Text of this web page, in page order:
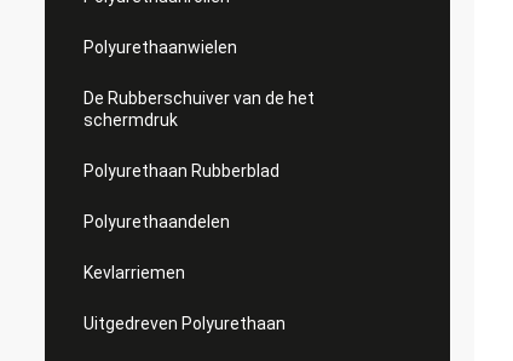
Polyurethaanwielen
De Rubberschuiver van de het
schermdruk
Polyurethaan Rubberblad
Polyurethaandelen
Kevlarriemen
Uitgedreven Polyurethaan